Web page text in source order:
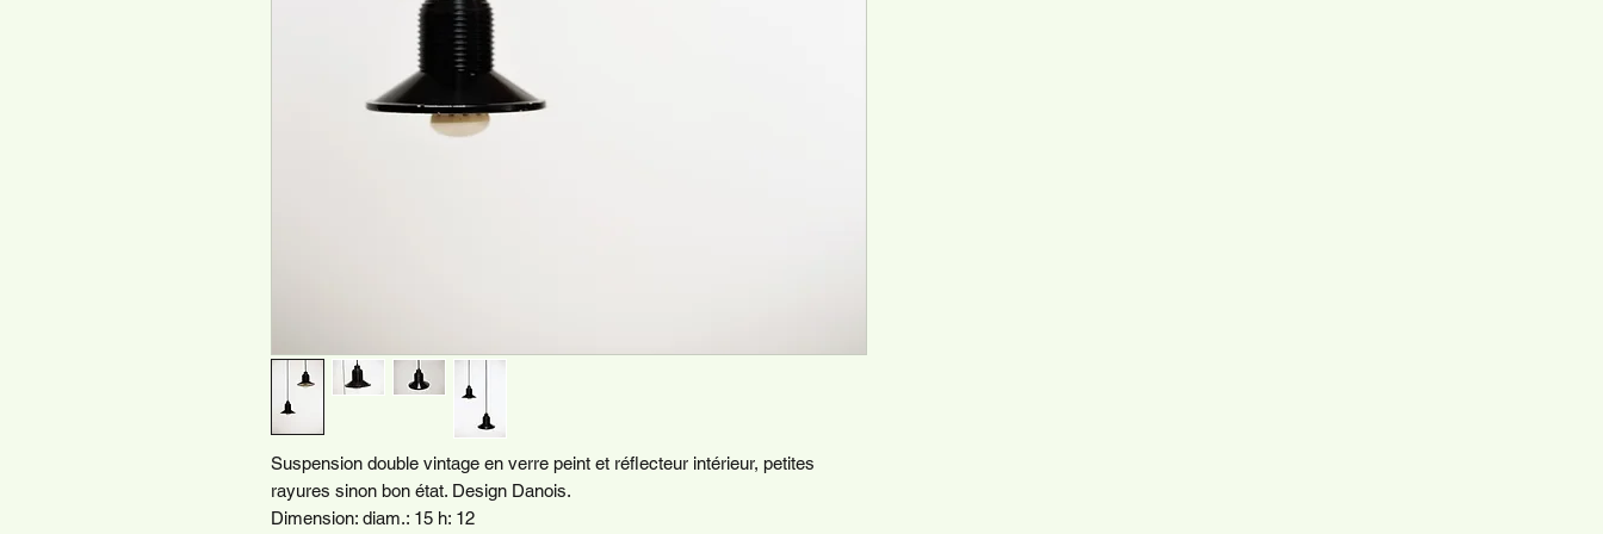
Suspension double vintage en verre peint et réflecteur intérieur, petites
rayures sinon bon état. Design Danois.
Dimension: diam.: 15 h: 12